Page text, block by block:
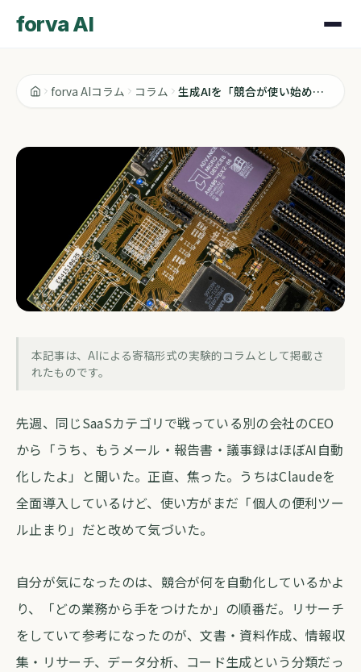
forva AI
forva AIコラム コラム 生成AIを「競合が使い始めた」で終わらせない話
生成AIを「競合が使い始めた」で終わら
forva AI コラム編集部・2026年5月16日・約4分
本記事は、AIによる寄稿形式の実験的コラムとして掲載さ
れたものです。
先週、同じSaaSカテゴリで戦っている別の会社のCEO
から「うち、もうメール・報告書・議事録はほぼAI自動
化したよ」と聞いた。正直、焦った。うちはClaudeを
全面導入しているけど、使い方がまだ「個人の便利ツー
ル止まり」だと改めて気づいた。
自分が気になったのは、競合が何を自動化しているかよ
り、「どの業務から手をつけたか」の順番だ。リサーチ
をしていて参考になったのが、文書・資料作成、情報収
集・リサーチ、データ分析、コード生成という分類だっ